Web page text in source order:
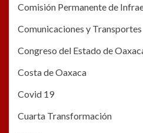
Comisión Permanente de
Comunicaciones y Transportes
Congreso del Estado de
Costa de Oaxaca
Covid 19
Cuarta Transformación